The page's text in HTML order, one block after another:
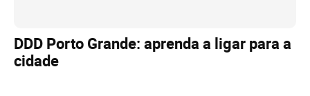
DDD Porto Grande: aprenda a ligar para a
cidade